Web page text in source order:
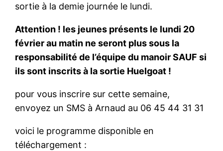
sortie à la demie journée le lundi.
Attention ! les jeunes présents le lundi 20
février au matin ne seront plus sous la
responsabilité de l’équipe du manoir SAUF si
ils sont inscrits à la sortie Huelgoat !
pour vous inscrire sur cette semaine,
envoyez un SMS à Arnaud au 06 45 44 31 31
voici le programme disponible en
téléchargement :